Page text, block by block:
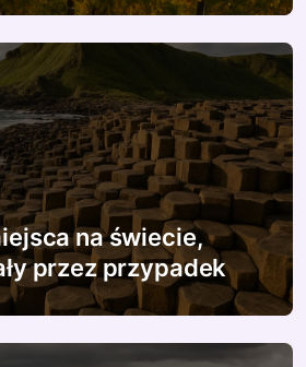
na świecie,
przez przypadek